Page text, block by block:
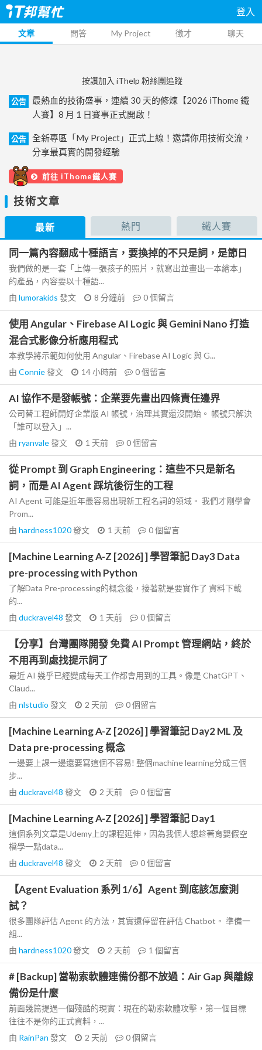
登入
文章 問答 My Project 徵才 聊天
按讚加入 iThelp 粉絲團追蹤
公告
最熱血的技術盛事，連續 30 天的修煉【2026 iThome 鐵
人賽】8 月 1 日賽事正式開啟！
公告
全新專區「My Project」正式上線！邀請你用技術交流，
分享最真實的開發經驗
前往 iThome鐵人賽
技術文章
最新 熱門 鐵人賽
同一篇內容翻成十種語言，要換掉的不只是詞，是節日
我們做的是一套「上傳一張孩子的照片，就寫出並畫出一本繪本」
的產品，內容要以十種語...
由 lumorakids 發文 8 分鐘前 0個留言
使用 Angular、Firebase AI Logic 與 Gemini Nano 打造
混合式影像分析應用程式
本教學將示範如何使用 Angular、Firebase AI Logic 與 G...
由 Connie發文 14 小時前 0個留言
AI 協作不是發帳號：企業要先畫出四條責任邊界
公司替工程師開好企業版 AI 帳號，治理其實還沒開始。 帳號只解決
「誰可以登入」...
由 ryanvale發文 1 天前 0個留言
從 Prompt 到 Graph Engineering：這些不只是新名
詞，而是 AI Agent 踩坑後衍生的工程
AI Agent 可能是近年最容易出現新工程名詞的領域。 我們才剛學會
Prom...
由 hardness1020發文 1 天前 0個留言
[Machine Learning A-Z [2026] ] 學習筆記 Day3 Data
pre-processing with Python
了解Data Pre-processing的概念後，接著就是要實作了 資料下載
的...
由 duckravel48 發文 1 天前 0個留言
【分享】台灣團隊開發 免費 AI Prompt 管理網站，終於
不用再到處找提示詞了
最近 AI 幾乎已經變成每天工作都會用到的工具。像是 ChatGPT、
Claud...
由 nlstudio 發文 2 天前 0個留言
[Machine Learning A-Z [2026] ] 學習筆記 Day2 ML 及
Data pre-processing 概念
一邊要上課一邊還要寫這個不容易! 整個machine learning分成三個
步...
由 duckravel48 發文 2 天前 0個留言
[Machine Learning A-Z [2026] ] 學習筆記 Day1
這個系列文章是Udemy上的課程延伸，因為我個人想趁著育嬰假空
檔學一點data...
由 duckravel48 發文 2 天前 0個留言
【Agent Evaluation 系列 1/6】Agent 到底該怎麼測
試？
很多團隊評估 Agent 的方法，其實還停留在評估 Chatbot。 準備一
組...
由 hardness1020發文 2 天前 1 個留言
# [Backup] 當勒索軟體連備份都不放過：Air Gap 與離線
備份是什麼
前面幾篇提過一個殘酷的現實：現在的勒索軟體攻擊，第一個目標
往往不是你的正式資料，...
由 RainPan 發文 2 天前 0個留言